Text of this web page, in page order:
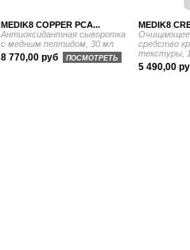
MEDIK8 COPPER PCA...
Антиоксидантная сыворотка
с медным пептидом, 30 мл
8 770,00 руб ПОСМОТРЕТЬ
MEDIK8
Очищающее
средство
текстуры,
5 490,00